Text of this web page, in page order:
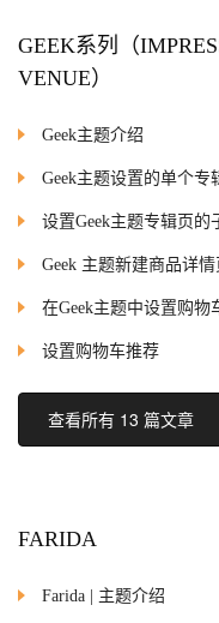
GEEK系列（
VENUE）
Geek主题介绍
Geek主题设置的单个专
设置Geek主题专辑页的
Geek 主题新建商品详情
在Geek主题中设置购物
设置购物车推荐
查看所有 13 篇文章
FARIDA
Farida | 主题介绍